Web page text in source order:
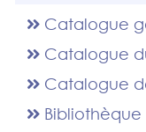
Catalogue
Catalogue
Catalogue
Bibliothèque